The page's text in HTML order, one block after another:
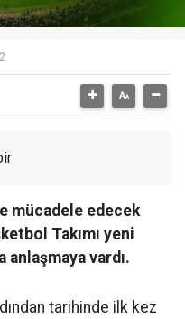
mücadele edecek
Takımı yeni
vardı.
tarihinde ilk kez